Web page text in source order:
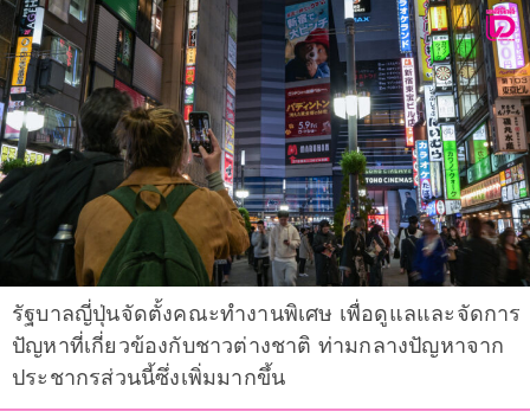
รัฐบาลญี่ปุ่นจัดตั้งคณะทำงานพิเศษ เพื่อดูแลและจัดการ
ปัญหาที่เกี่ยวข้องกับชาวต่างชาติ ท่ามกลางปัญหาจาก
ประชากรส่วนนี้ซึ่งเพิ่มมากขึ้น